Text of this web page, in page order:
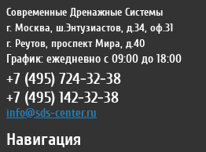
Навигация
Современные Дренажные Системы
г. Москва, ш.Энтузиастов, д.34, оф.31
г. Реутов, проспект Мира, д.40
График: ежедневно с 09:00 до 18:00
+7 (495) 724-32-38
+7 (495) 142-32-38
info@sds-center.ru